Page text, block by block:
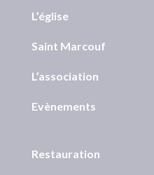
L’église
Saint Marcouf
L’association
Evènements
Restauration